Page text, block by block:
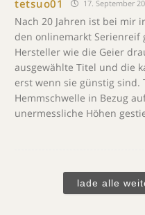
tetsuo01 17. September
Nach 20 Jahren ist bei mir
den onlinemarkt Serienreif
Hersteller wie die Geier
ausgewählte Titel und die
erst wenn sie günstig
Hemmschwelle in Bezug
unermessliche Höhen
lade alle